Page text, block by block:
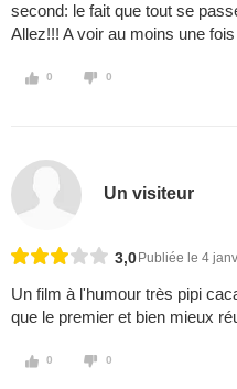
second: le fait que tout se
Allez!!! A voir au moins une
0 0
Un visiteur
3,0 Publiée le 4
Un film à l'humour très pipi
que le premier et bien mieux
0 0